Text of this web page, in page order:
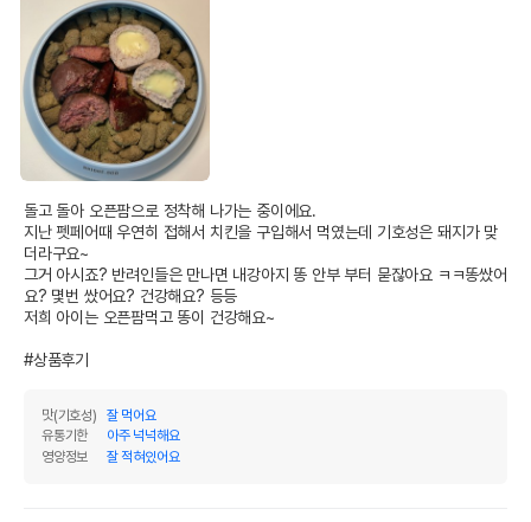
조단백질
조지방
조섬유질
칼슘 1.2% 1.26%
인 1% 1.05%
오메가3 0%
오메가6
수분
탄수화물
돌고 돌아 오픈팜으로 정착해 나가는 중이에요.
지난 펫페어때 우연히 접해서 치킨을 구입해서 먹였는데 기호성은 돼지가 맞
더라구요~
그거 아시죠? 반려인들은 만나면 내강아지 똥 안부 부터 묻잖아요 ㅋㅋ똥쌌어
요? 몇번 쌌어요? 건강해요? 등등
저희 아이는 오픈팜먹고 똥이 건강해요~
#상품후기
맛(기호성)
잘 먹어요
유통기한
아주 넉넉해요
영양정보
잘 적혀있어요